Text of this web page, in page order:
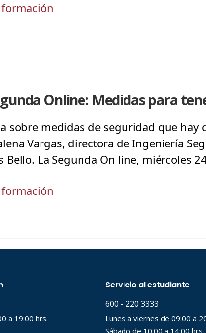
Online: Medidas para
sobre medidas de seguridad que hay
Vargas, directora de Ingeniería
Bello. La Segunda On line, miércoles